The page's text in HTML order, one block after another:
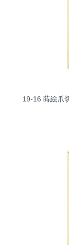
19-16 蒔絵爪